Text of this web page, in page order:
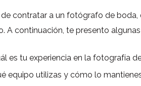
contratar a un fotógrafo de boda,
A continuación, te presento
es tu experiencia en la fotografía
equipo utilizas y cómo lo